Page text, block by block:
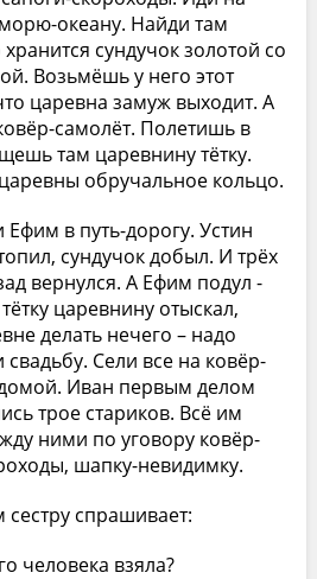
океану. Найди там
сундучок золотой со
Возьмёшь у него этот
царевна замуж выходит. А
самолёт. Полетишь в
там царевнину тётку.
обручальное кольцо.
в путь-дорогу. Устин
сундучок добыл. И трёх
вернулся. А Ефим подул -
царевнину отыскал,
делать нечего – надо
Сели все на ковёр-
Иван первым делом
трое стариков. Всё им
ними по уговору ковёр-
шапку-невидимку.
спрашивает:
человека взяла?